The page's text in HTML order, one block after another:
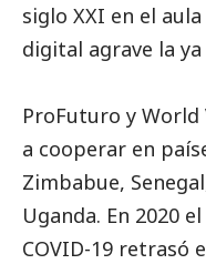
siglo XXI en el
digital agrave la
ProFuturo y World
a cooperar en
Zimbabue,
Uganda. En 2020
COVID-19 retrasó